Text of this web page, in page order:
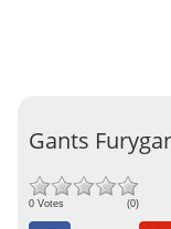
Gants
0 Votes (0)